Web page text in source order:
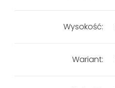
Wysokość:
Wariant: